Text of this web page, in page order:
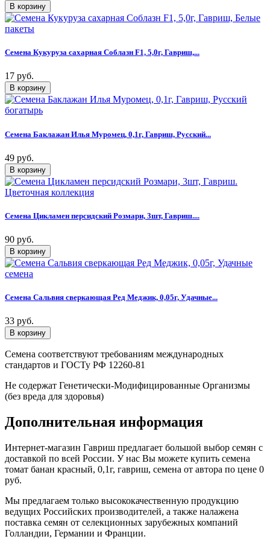
Семена Кукуруза сахарная Соблазн F1, 5,0г, Гавриш,...
17 руб.
Семена Баклажан Илья Муромец, 0,1г, Гавриш, Русский...
49 руб.
Семена Цикламен персидский Розмари, 3шт, Гавриш....
90 руб.
Семена Сальвия сверкающая Ред Меджик, 0,05г, Удачные...
33 руб.
Семена соответствуют требованиям международных
стандартов и ГОСТу РФ 12260-81
Не содержат Генетически-Модифицированные Организмы
(без вреда для здоровья)
Дополнительная информация
Интернет-магазин Гавриш предлагает большой выбор семян с
доставкой по всей России. У нас Вы можете купить семена
томат банан красный, 0,1г, гавриш, семена от автора по цене 0
руб.
Мы предлагаем только высококачественную продукцию
ведущих Российских производителей, а также налажена
поставка семян от селекционных зарубежных компаний
Голландии, Германии и Франции.